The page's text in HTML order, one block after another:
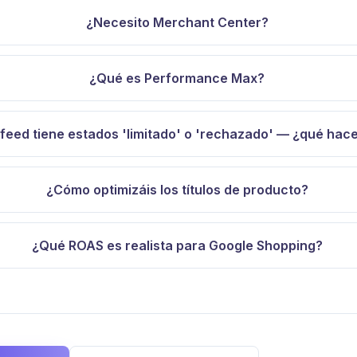
¿Necesito Merchant Center?
¿Qué es Performance Max?
tiene estados 'limitado' o 'rechazado' — ¿qué
¿Cómo optimizáis los títulos de producto?
¿Qué ROAS es realista para Google Shopping?